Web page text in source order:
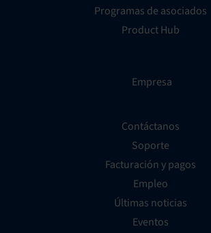
Programas de asociados
Product Hub
Empresa
Contáctanos
Soporte
Facturación y pagos
Empleo
Últimas noticias
Eventos